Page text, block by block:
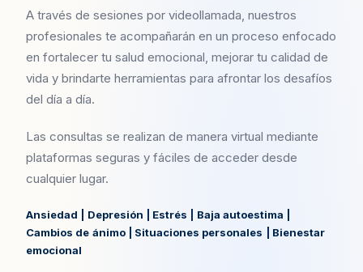
A través de sesiones por videollamada, nuestros
profesionales te acompañarán en un proceso enfocado
en fortalecer tu salud emocional, mejorar tu calidad de
vida y brindarte herramientas para afrontar los desafíos
del día a día.
Las consultas se realizan de manera virtual mediante
plataformas seguras y fáciles de acceder desde
cualquier lugar.
Ansiedad | Depresión | Estrés | Baja autoestima |
Cambios de ánimo | Situaciones personales | Bienestar
emocional